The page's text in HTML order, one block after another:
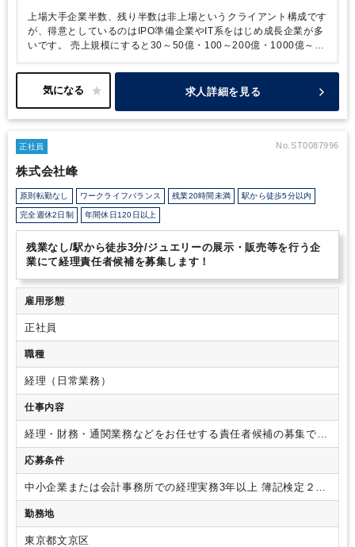
上場大手企業半数、残り半数は非上場というクライアント構成です
が、得意としているのはIPO準備企業やIT系をはじめ成長企業が多
いです。
売上規模にすると30～50億・100～200億・1000億～
の側面から支え、ともに歩んでいくことで、クライアントの成長を
一緒に実感することができます。
税務だけではなく、経理支援、
ことができます。また、代表が不必要な残業を嫌う方であるた
られております。
結果的に繁忙期であっても残業時間が30時間を
強に向けた時間確保もしやすい環境でもあります。
ての専門性をさらに高めていきたい方、業務の経験幅を増やしてい
きたい方・自由度高く業務を遂行していきたい方・クライアント
の表情が見える仕事がしたい方
寄り添っていきたい思いが強い方 こうした方にオススメできる法
人です。
求人詳細を見る
正社員 No.ST0087996
株式会社峰
原則転勤なし ワークライフバランス 残業20時間未満 駅から徒歩5分以内
完全週休2日制 年間休日120日以上
残業なし/駅から徒歩3分/ジュエリーの展示・販売等を行う企
業にて経理責任者候補を募集します！
雇用形態
正社員
職種
経理（日常業務）
仕事内容
経理・財務・通関業務などをお任せする責任者候補の募集で
す。責任者とはしておりますが、責任感を持って取り組んで
いただける方であれば、幅広い方を対象としております。
【具体的業務】
・税理士との打ち合わせ ・支払い管理
・入金
管理・銀行振込・経理・税務関連業務※その他通関業務、総
務、庶務も含みます。
で継続)とスタッフ2名で経理＋その他バックオフィス業務を行
っています。
応募条件
中小企業または会計事務所での経理実務3年以上 簿記検定２級
以上または相当の知識 【歓迎業務】マネジメントの経験、通
関業務
勤務地
東京都文京区